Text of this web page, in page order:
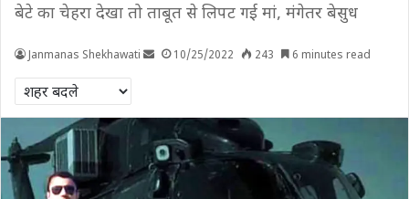
बेटे का चेहरा देखा तो ताबूत से लिपट गई मां, मंगेतर बेसुध
Janmanas Shekhawati 10/25/2022 243 6 minutes read